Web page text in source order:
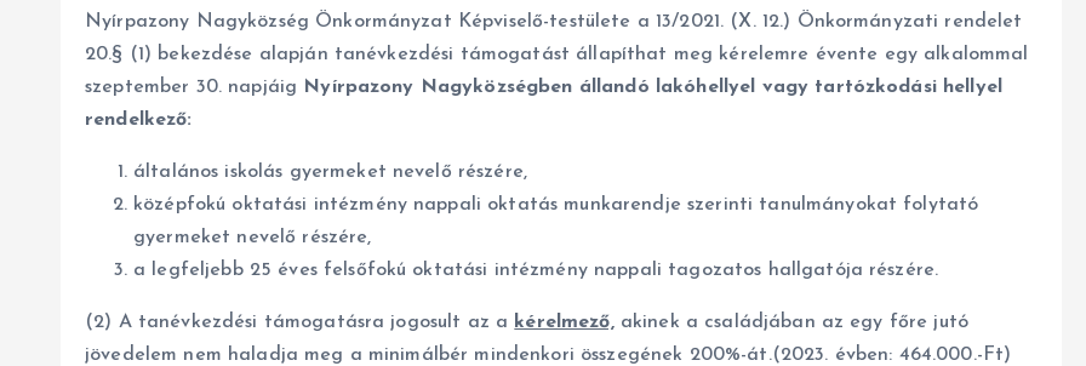
Nyírpazony Nagyközség Önkormányzat Képviselő-testülete a 13/2021. (X. 12.) Önkormányzati rendelet
20.§ (1) bekezdése alapján tanévkezdési támogatást állapíthat meg kérelemre évente egy alkalommal
szeptember 30. napjáig
Nyírpazony Nagyközségben állandó lakóhellyel vagy tartózkodási hellyel
rendelkező:
általános iskolás gyermeket nevelő részére,
középfokú oktatási intézmény nappali oktatás munkarendje szerinti tanulmányokat folytató
gyermeket nevelő részére,
a legfeljebb 25 éves felsőfokú oktatási intézmény nappali tagozatos hallgatója részére.
(2) A tanévkezdési támogatásra jogosult az a kérelmező,akinek a családjában az egy főre jutó
jövedelem nem haladja meg a minimálbér mindenkori összegének 200%-át.(2023. évben: 464.000.-Ft)